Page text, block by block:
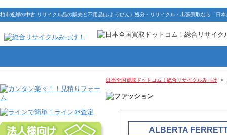
柏市近郊の中古 リサイクル品の販売と不用品(ふようひん）処分・リサイクル・出張買取なら「日
日本全国買取ドットコム！総合リサイクルみっけ >
ALBERTA